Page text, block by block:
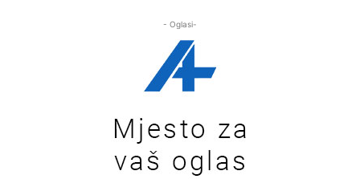
- Oglasi-